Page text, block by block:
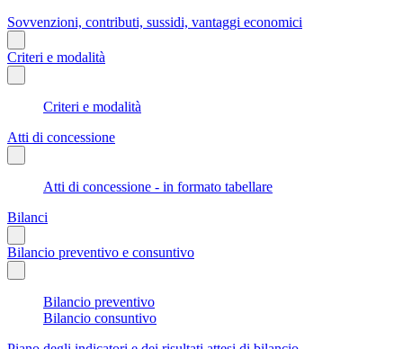
Sovvenzioni, contributi, sussidi, vantaggi economici
Criteri e modalità
Criteri e modalità
Atti di concessione
Atti di concessione - in formato tabellare
Bilanci
Bilancio preventivo e consuntivo
Bilancio preventivo
Bilancio consuntivo